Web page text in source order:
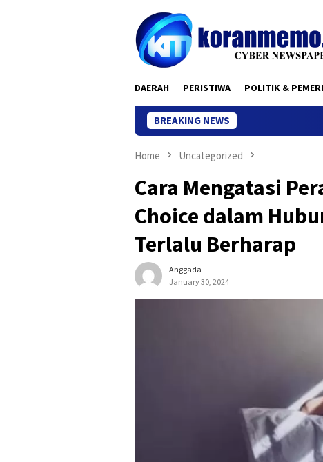
DAERAH PERISTIWA POLITIK &
BREAKING NEWS
Home Uncategorized
Cara Mengatasi
Choice dalam
Terlalu Berharap
Anggada
January 30, 2024